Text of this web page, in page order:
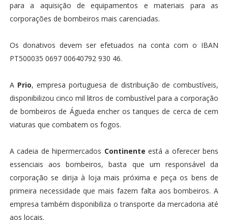
para a aquisição de equipamentos e materiais para as
corporações de bombeiros mais carenciadas.
Os donativos devem ser efetuados na conta com o IBAN
PT500035 0697 00640792 930 46.
APrio, empresa portuguesa de distribuição de combustíveis,
disponibilizou cinco mil litros de combustível para a corporação
de bombeiros de Águeda encher os tanques de cerca de cem
viaturas que combatem os fogos.
A cadeia de hipermercados Continente está a oferecer bens
essenciais aos bombeiros, basta que um responsável da
corporação se dirija à loja mais próxima e peça os bens de
primeira necessidade que mais fazem falta aos bombeiros. A
empresa também disponibiliza o transporte da mercadoria até
aos locais.